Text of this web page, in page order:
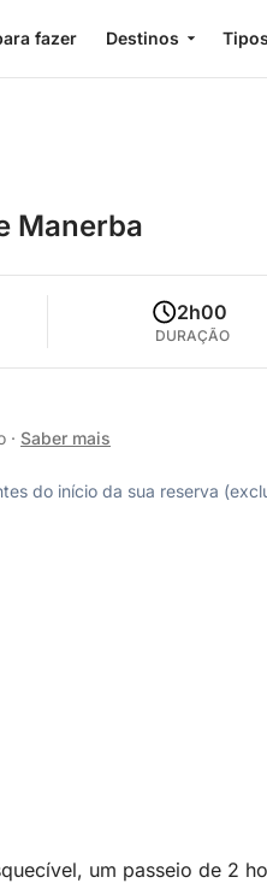
fazer Destinos
Manerba
2h00
DURAÇÃO
· Saber mais
do início da sua reserva
um passeio de 2